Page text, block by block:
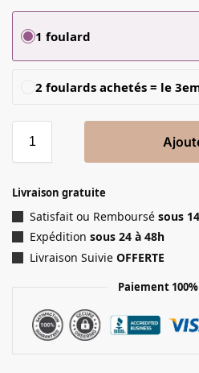
1 foulard
2 foulards achetés = le
Livraison gratuite
Satisfait ou Remboursé sous
Expédition sous 24 à 48h
Livraison Suivie OFFERTE
Paiement